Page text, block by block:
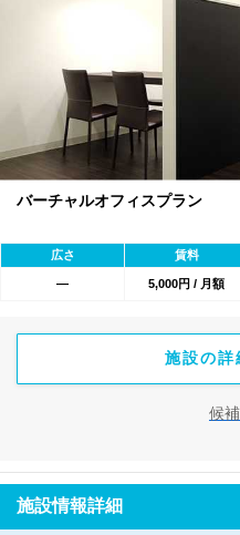
バーチャルオフィスプラン
広さ 賃料
― 5,000円 / 月額
施設の
候
施設情報詳細